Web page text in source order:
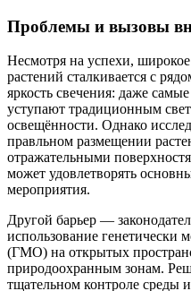
Проблемы и вызовы
Несмотря на успехи,
растений сталкивается с
яркость свечения: даже
уступают традиционным
освещённости. Однако
правльном размещении
отражательными
может удовлетворять
мероприятия.
Другой барьер —
использование
(ГМО) на открытых
природоохранным зонам.
тщательном контроле среды